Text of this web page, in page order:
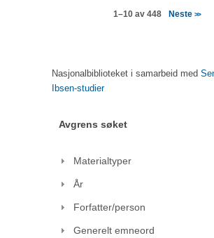
1–10 av 448 Neste >>
Nasjonalbiblioteket i samarbeid med
Ibsen-studier
Avgrens søket
Materialtyper
År
Forfatter/person
Generelt emneord